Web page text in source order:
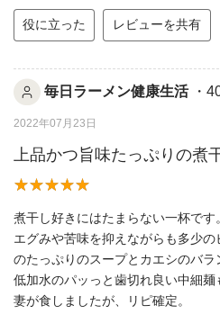
役に立った レビューを共有
毎日ラーメン健康生活 ・
2022年07月23日
上品かつ旨味たっぷりの煮
煮干し好きにはたまらない一杯です。
エグみや苦味を抑えながらも多少
のたっぷりのスープとカエシのバラ
低加水のパッっと歯切れ良い中細麺
妻が食しましたが、リピ確定。